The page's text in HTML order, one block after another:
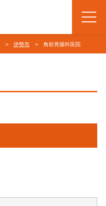
> 伊勢市 > 角前胃腸科医院